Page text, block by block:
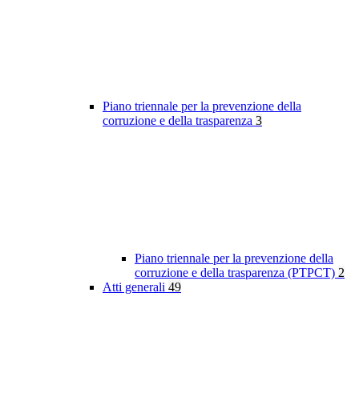
Piano triennale per la prevenzione della
corruzione e della trasparenza 3
Piano triennale per la prevenzione della
corruzione e della trasparenza (PTPCT) 2
Atti generali 49